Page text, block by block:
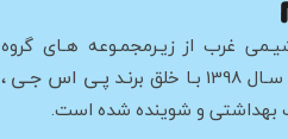
غرب از زیـرمجمـوعه هـای گروه
برنـد
پـی اس جـی،
بهداشتی و شوینده شده است.